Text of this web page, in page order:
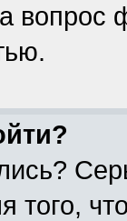
того,